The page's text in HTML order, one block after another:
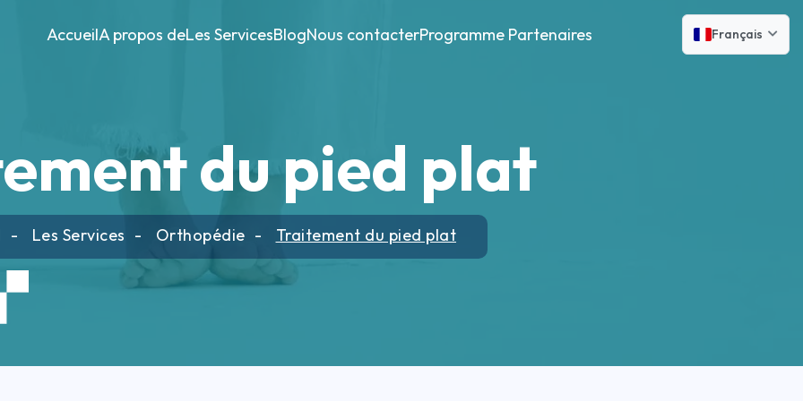
AccueilA propos deLes ServicesBlogNous contacterProgramme Partenaires Français
du pied plat
Les Services Orthopédie Traitement du pied plat